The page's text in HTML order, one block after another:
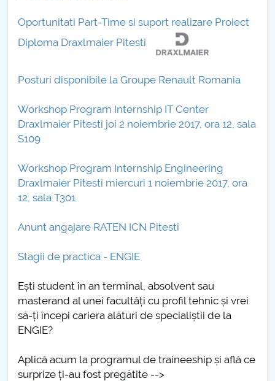
Oportunitati Part-Time si suport realizare Proiect
Diploma Draxlmaier Pitesti
Posturi disponibile la Groupe Renault Romania
Workshop Program Internship IT Center
Draxlmaier Pitesti joi 2 noiembrie 2017, ora 12, sala
S109
Workshop Program Internship Engineering
Draxlmaier Pitesti miercuri 1 noiembrie 2017, ora
12, sala T301
Anunt angajare RATEN ICN Pitesti
Stagii de practica - ENGIE
Ești student în an terminal, absolvent sau
masterand al unei facultăți cu profil tehnic și vrei
să-ți începi cariera alături de specialiștii de la
ENGIE?
Aplică acum la programul de traineeship și află ce
surprize ți-au fost pregătite -->